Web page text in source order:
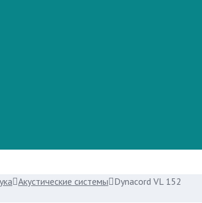
Акустические системы Dynacord VL 152